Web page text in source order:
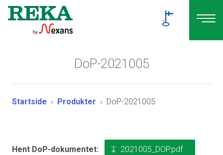
DoP-2021005
Startside Produkter DoP-2021005
Hent DoP-dokumentet: 2021005_DOP.pdf